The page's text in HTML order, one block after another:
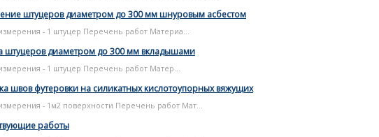
штуцеров диаметром до 300 мм шнуровым асбестом
- 1 штуцер Перечень работ Материа...
штуцеров диаметром до 300 мм вкладышами
- 1 штуцер Перечень работ Матер...
швов футеровки на силикатных кислотоупорных вяжущих
- 1м2 поверхности Перечень работ Мат...
работы